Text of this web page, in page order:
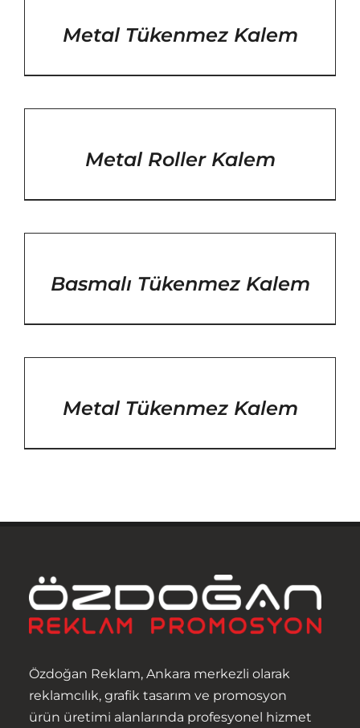
Metal Tükenmez Kalem
Metal Roller Kalem
Basmalı Tükenmez Kalem
Metal Tükenmez Kalem
Özdoğan Reklam, Ankara merkezli olarak
reklamcılık, grafik tasarım ve promosyon
ürün üretimi alanlarında profesyonel hizmet
Ürünler